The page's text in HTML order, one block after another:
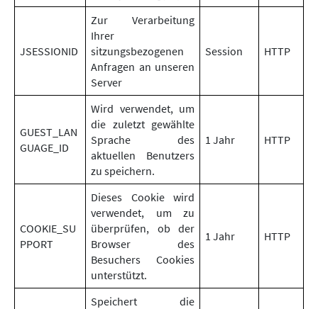
JSESSIONID
Zur Verarbeitung
Ihrer
sitzungsbezogenen
Anfragen an unseren
Server
Session HTTP
GUEST_LAN
GUAGE_ID
Wird verwendet, um
die zuletzt gewählte
Sprache des
aktuellen Benutzers
zu speichern.
1 Jahr HTTP
COOKIE_SU
PPORT
Dieses Cookie wird
verwendet, um zu
überprüfen, ob der
Browser des
Besuchers Cookies
unterstützt.
1 Jahr HTTP
Speichert die